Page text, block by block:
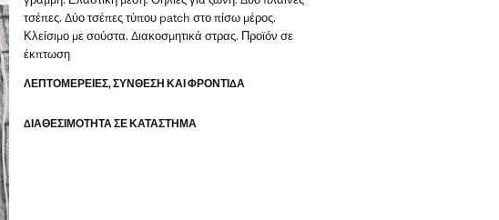
τσέπες. Δύο τσέπες τύπου patch στο πίσω μέρος.
Κλείσιμο με σούστα. Διακοσμητικά στρας. Προϊόν σε
έκπτωση
ΛΕΠΤΟΜΈΡΕΙΕΣ, ΣΎΝΘΕΣΗ ΚΑΙ ΦΡΟΝΤΊΔΑ
ΔΙΑΘΕΣΙΜΌΤΗΤΑ ΣΕ ΚΑΤΆΣΤΗΜΑ